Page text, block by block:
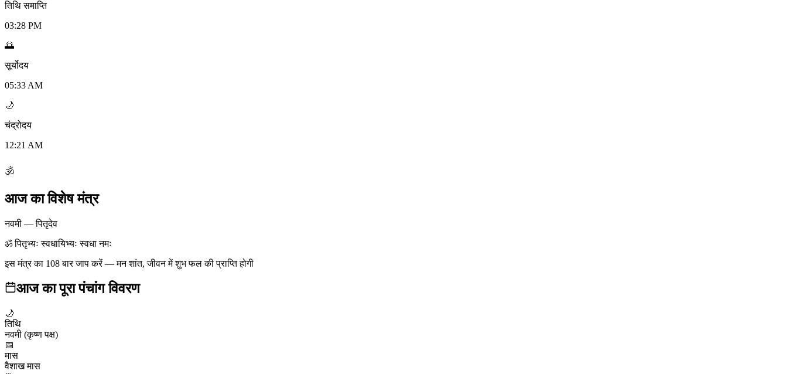
तिथि समाप्ति
03:28 PM
🌅
सूर्योदय
05:33 AM
🌙
चंद्रोदय
12:21 AM
🕉
आज का विशेष मंत्र
नवमी —पितृदेव
ॐ पितृभ्यः स्वधायिभ्यः स्वधा नमः
इस मंत्र का 108 बार जाप करें — मन शांत, जीवन में शुभ फल की प्राप्ति होगी
आज का पूरा पंचांग विवरण
🌙
तिथि
नवमी (कृष्ण पक्ष)
📅
मास
वैशाख मास